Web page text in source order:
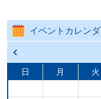
イベントカレン
前の
戻る
日 月 火